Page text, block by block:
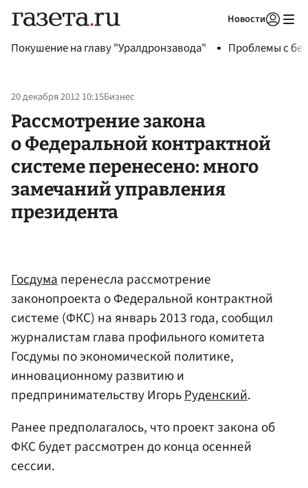
Новости
Покушение на главу "Уралдронзавода" Проблемы с
20 декабря 2012 10:15Бизнес
Рассмотрение закона
о Федеральной контрактной
системе перенесено: много
замечаний управления
президента
Госдумаперенесла рассмотрение
законопроекта о Федеральной контрактной
системе (ФКС) на январь 2013 года, сообщил
журналистам глава профильного комитета
Госдумы по экономической политике,
инновационному развитию и
предпринимательству ИгорьРуденский.
Ранее предполагалось, что проект закона об
ФКС будет рассмотрен до конца осенней
сессии.